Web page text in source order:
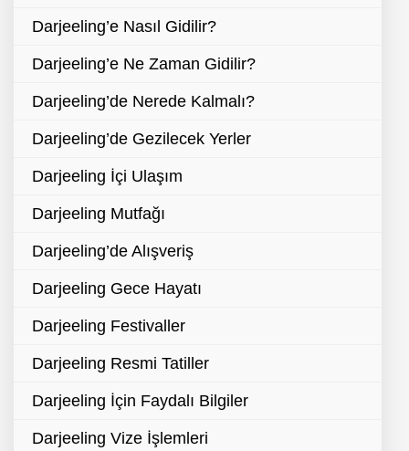
Darjeeling’e Nasıl Gidilir?
Darjeeling’e Ne Zaman Gidilir?
Darjeeling’de Nerede Kalmalı?
Darjeeling’de Gezilecek Yerler
Darjeeling İçi Ulaşım
Darjeeling Mutfağı
Darjeeling’de Alışveriş
Darjeeling Gece Hayatı
Darjeeling Festivaller
Darjeeling Resmi Tatiller
Darjeeling İçin Faydalı Bilgiler
Darjeeling Vize İşlemleri